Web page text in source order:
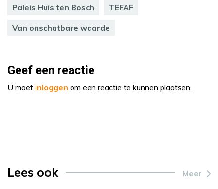
Paleis Huis ten Bosch TEFAF
Van onschatbare waarde
Geef een reactie
U moet inloggen om een reactie te kunnen plaatsen.
Lees ook Meer